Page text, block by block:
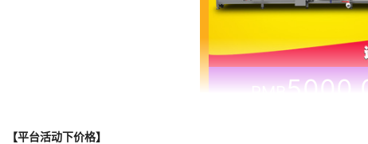
【平台活动下价格】